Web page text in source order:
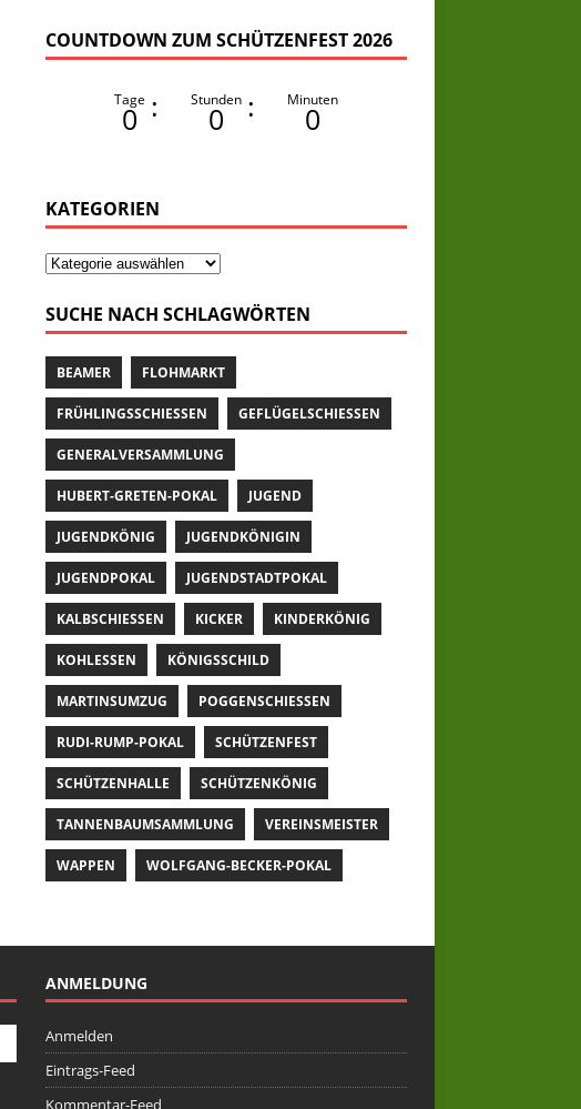
COUNTDOWN ZUM SCHÜTZENFEST 2026
Tage
0 : Stunden
0 : Minuten
0
KATEGORIEN
SUCHE NACH SCHLAGWÖRTEN
BEAMER FLOHMARKT
FRÜHLINGSSCHIESSEN GEFLÜGELSCHIESSEN
GENERALVERSAMMLUNG
HUBERT-GRETEN-POKAL JUGEND
JUGENDKÖNIG JUGENDKÖNIGIN
JUGENDPOKAL JUGENDSTADTPOKAL
KALBSCHIESSEN KICKER KINDERKÖNIG
KOHLESSEN KÖNIGSSCHILD
MARTINSUMZUG POGGENSCHIESSEN
RUDI-RUMP-POKAL SCHÜTZENFEST
SCHÜTZENHALLE SCHÜTZENKÖNIG
TANNENBAUMSAMMLUNG VEREINSMEISTER
WAPPEN WOLFGANG-BECKER-POKAL
ANMELDUNG
Anmelden
Eintrags-Feed
Kommentar-Feed